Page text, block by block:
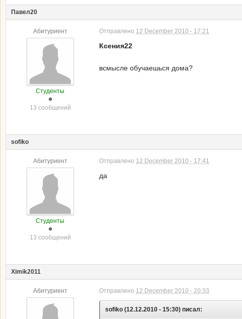
Павел20
Абитуриент
Студенты
13 сообщений
Отправлено 12 December 2010 - 17:21
Ксения22
всмысле обучаешься дома?
sofiko
Абитуриент
Студенты
13 сообщений
Отправлено 12 December 2010 - 17:41
да
Ximik2011
Абитуриент Отправлено 12 December 2010 - 20:33
sofiko (12.12.2010 - 15:30) писал: